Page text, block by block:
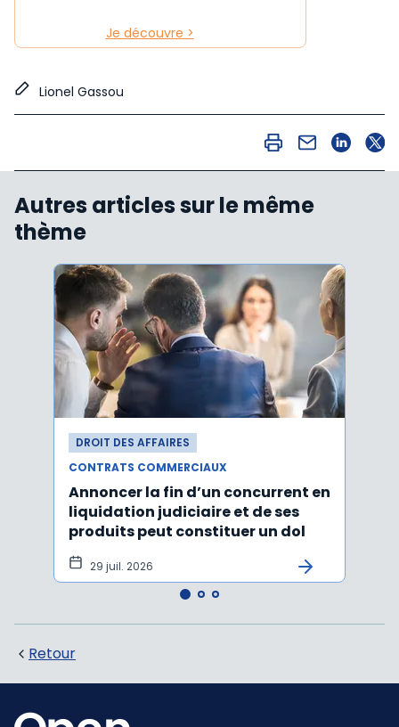
Je découvre >
Lionel Gassou
Autres articles sur le même
thème
DROIT DES AFFAIRES
CONTRATS COMMERCIAUX
Annoncer la fin d’un concurrent en
liquidation judiciaire et de ses
produits peut constituer un dol
29 juil. 2026
Retour